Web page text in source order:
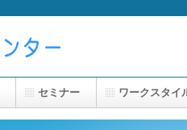
セミナー ワークスタイ